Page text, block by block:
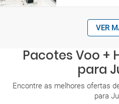
VER
Pacotes Voo +
para
Encontre as melhores ofertas
para